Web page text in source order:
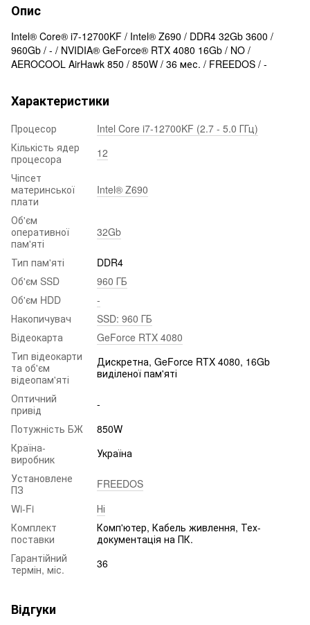
Опис
Intel® Core® i7-12700KF / Intel® Z690 / DDR4 32Gb 3600 /
960Gb / - / NVIDIA® GeForce® RTX 4080 16Gb / NO /
AEROCOOL AirHawk 850 / 850W / 36 мес. / FREEDOS / -
Характеристики
Процесор
Intel Core i7-12700KF (2.7 - 5.0 ГГц)
Кількість ядер
процесора
12
Чіпсет
материнської
плати
Intel® Z690
Об'єм
оперативної
пам'яті
32Gb
Тип пам'яті
DDR4
Об'єм SSD
960 ГБ
Об'єм HDD
-
Накопичувач
SSD: 960 ГБ
Відеокарта
GeForce RTX 4080
Тип відеокарти
та об'єм
відеопам'яті
Дискретна, GeForce RTX 4080, 16Gb
виділеної пам'яті
Оптичний
привід
-
Потужність БЖ
850W
Країна-
виробник
Україна
Установлене
ПЗ
FREEDOS
Wi-Fi
Ні
Комплект
поставки
Комп'ютер, Кабель живлення, Тех-
документація на ПК.
Гарантійний
термін, міс.
36
Відгуки